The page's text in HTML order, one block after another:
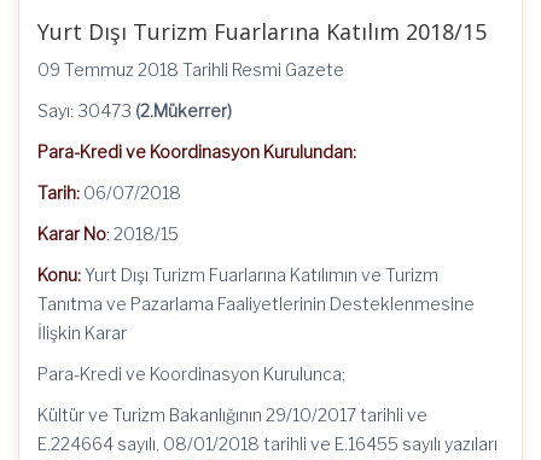
Yurt Dışı Turizm Fuarlarına Katılım 2018/15
09 Temmuz 2018 Tarihli Resmi Gazete
Sayı: 30473 (2.Mükerrer)
Para-Kredi ve Koordinasyon Kurulundan:
Tarih: 06/07/2018
Karar No: 2018/15
Konu:Yurt Dışı Turizm Fuarlarına Katılımın ve Turizm
Tanıtma ve Pazarlama Faaliyetlerinin Desteklenmesine
İlişkin Karar
Para-Kredi ve Koordinasyon Kurulunca;
Kültür ve Turizm Bakanlığının 29/10/2017 tarihli ve
E.224664 sayılı, 08/01/2018 tarihli ve E.16455 sayılı yazıları